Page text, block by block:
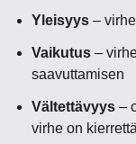
Yleisyys –
Vaikutus –
saavuttamisen
Vältettävyys –
virhe on